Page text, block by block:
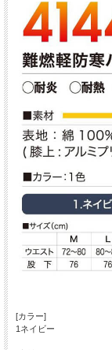
[カラー]
1ネイビー